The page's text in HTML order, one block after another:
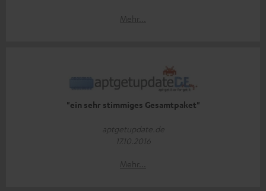
Mehr...
"ein sehr stimmiges Gesamtpaket"
aptgetupdate.de
17.10.2016
Mehr...